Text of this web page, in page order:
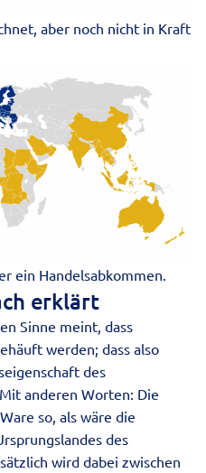
aber noch nicht in Kraft
ein Handelsabkommen.
erklärt
Sinne meint, dass
werden; dass also
des
anderen Worten: Die
so, als wäre die
des
wird dabei zwischen